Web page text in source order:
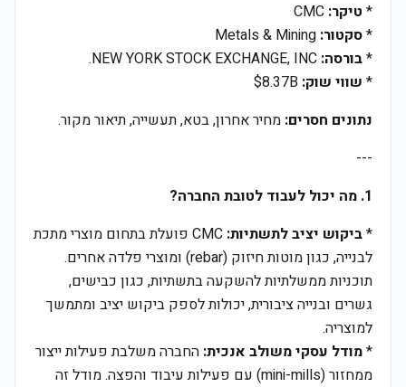
* טיקר:
*סקטור:
*בורסה:
* שווי שוק:
נתונים חסרים: מחיר אחרון, בטא, תעשייה, תיאור מקור.
---
1. מה יכול לעבוד לטובת החברה?
*ביקוש יציב לתשתיות:
CMC פועלת בתחום מוצרי מתכת
לבנייה, כגון מוטות חיזוק (rebar) ומוצרי פלדה אחרים.
תוכניות ממשלתיות להשקעה בתשתיות, כגון כבישים,
גשרים ובנייה ציבורית, יכולות לספק ביקוש יציב ומתמשך
למוצריה.
*מודל עסקי משולב אנכית: החברה משלבת פעילות ייצור
ממחזור (mini-mills) עם פעילות עיבוד והפצה. מודל זה